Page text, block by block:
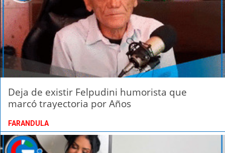
Deja de existir Felpudini humorista que
marcó trayectoria por Años
FARANDULA